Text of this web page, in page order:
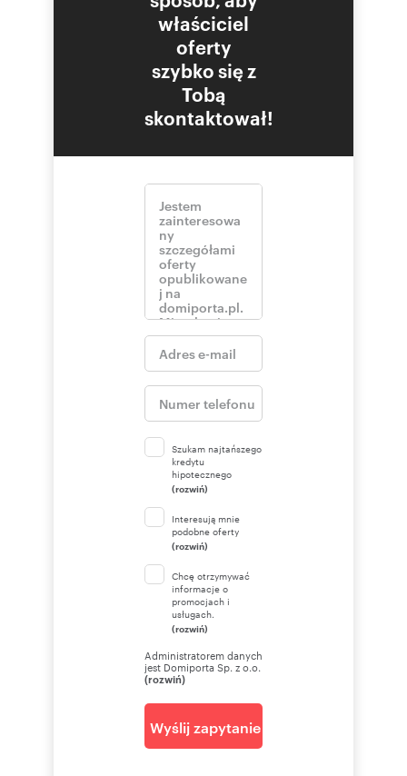
właściciel
oferty
szybko się z
Tobą
skontaktował!
Szukam najtańszego
kredytu
hipotecznego
(rozwiń)
Interesują mnie
podobne oferty
(rozwiń)
Chcę otrzymywać
informacje o
promocjach i
usługach.
(rozwiń)
Administratorem danych
jest Domiporta Sp. z o.o.
(rozwiń)
Wyślij zapytanie